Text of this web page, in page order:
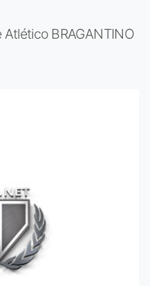
Atlético BRAGANTINO